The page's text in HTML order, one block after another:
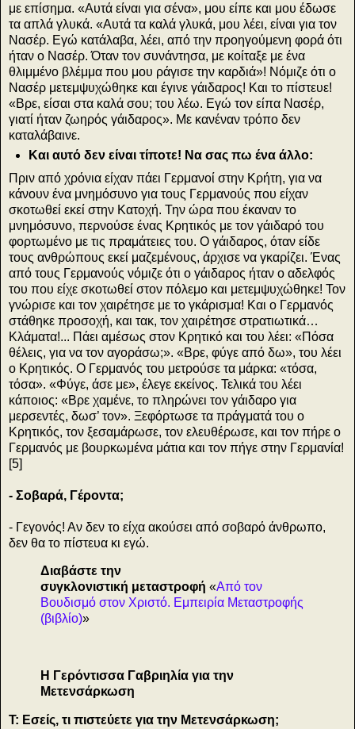
με επίσημα. «Αυτά είναι για σένα», μου είπε και μου έδωσε
τα απλά γλυκά. «Αυτά τα καλά γλυκά, μου λέει, είναι για τον
Νασέρ. Εγώ κατάλαβα, λέει, από την προηγούμενη φορά ότι
ήταν ο Νασέρ. Όταν τον συνάντησα, με κοίταξε με ένα
θλιμμένο βλέμμα που μου ράγισε την καρδιά»! Νόμιζε ότι ο
Νασέρ μετεμψυχώθηκε και έγινε γάιδαρος! Και το πίστευε!
«Βρε, είσαι στα καλά σου; του λέω. Εγώ τον είπα Νασέρ,
γιατί ήταν ζωηρός γάιδαρος». Με κανέναν τρόπο δεν
καταλάβαινε.
Και αυτό δεν είναι τίποτε! Να σας πω ένα άλλο:
Πριν από χρόνια είχαν πάει Γερμανοί στην Κρήτη, για να
κάνουν ένα μνημόσυνο για τους Γερμανούς που είχαν
σκοτωθεί εκεί στην Κατοχή. Την ώρα που έκαναν το
μνημόσυνο, περνούσε ένας Κρητικός με τον γάιδαρό του
φορτωμένο με τις πραμάτειες του. Ο γάιδαρος, όταν είδε
τους ανθρώπους εκεί μαζεμένους, άρχισε να γκαρίζει. Ένας
από τους Γερμανούς νόμιζε ότι ο γάιδαρος ήταν ο αδελφός
του που είχε σκοτωθεί στον πόλεμο και μετεμψυχώθηκε! Τον
γνώρισε και τον χαιρέτησε με το γκάρισμα! Και ο Γερμανός
στάθηκε προσοχή, και τακ, τον χαιρέτησε στρατιωτικά…
Κλάματα!... Πάει αμέσως στον Κρητικό και του λέει: «Πόσα
θέλεις, για να τον αγοράσω;». «Βρε, φύγε από δω», του λέει
ο Κρητικός. Ο Γερμανός του μετρούσε τα μάρκα: «τόσα,
τόσα». «Φύγε, άσε με», έλεγε εκείνος. Τελικά του λέει
κάποιος: «Βρε χαμένε, το πληρώνει τον γάιδαρο για
μερσεντές, δωσ’ τον». Ξεφόρτωσε τα πράγματά του ο
Κρητικός, τον ξεσαμάρωσε, τον ελευθέρωσε, και τον πήρε ο
Γερμανός με βουρκωμένα μάτια και τον πήγε στην Γερμανία!
[5]
- Σοβαρά, Γέροντα;
- Γεγονός! Αν δεν το είχα ακούσει από σοβαρό άνθρωπο,
δεν θα το πίστευα κι εγώ.
Διαβάστε την
συγκλονιστική μεταστροφή «Από τον
Βουδισμό στον Χριστό. Εμπειρία Μεταστροφής
(βιβλίο)»
Η Γερόντισσα Γαβριηλία για την
Μετενσάρκωση
Τ: Εσείς, τι πιστεύετε για την Μετενσάρκωση;